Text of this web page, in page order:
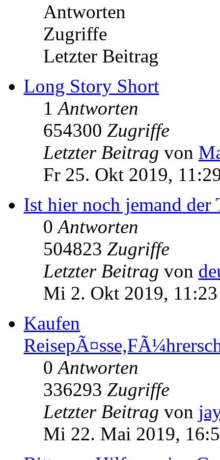
Antworten
Zugriffe
Letzter Beitrag
Long Story Short
1Antworten
654300 Zugriffe
Letzter Beitrag von
Fr 25. Okt 2019,
Ist hier noch jemand der
0Antworten
504823 Zugriffe
Letzter Beitrag von
Mi 2. Okt 2019, 11:23
Kaufen
0Antworten
336293 Zugriffe
Letzter Beitrag von
Mi 22. Mai 2019,